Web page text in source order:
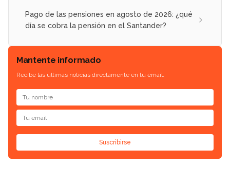
Pago de las pensiones en agosto de 2026: ¿qué
día se cobra la pensión en el Santander?
Mantente informado
Recibe las últimas noticias directamente en tu email.
Suscribirse